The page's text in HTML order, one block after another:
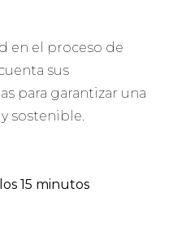
en el proceso de
sus
para garantizar una
sostenible.
15 minutos